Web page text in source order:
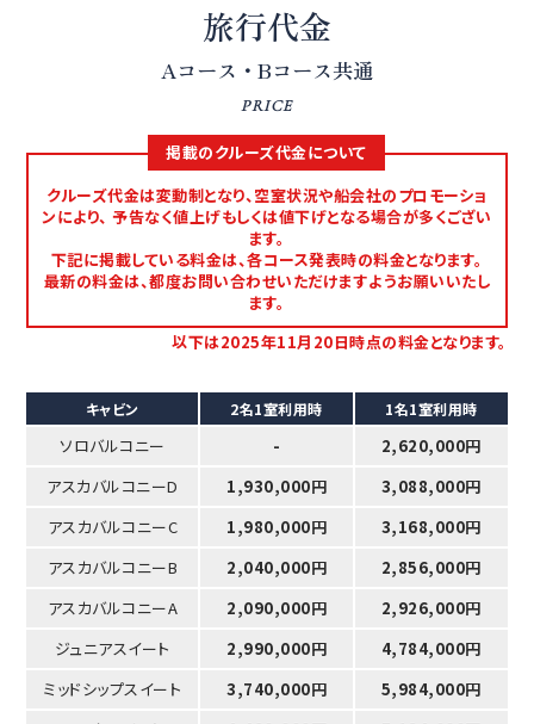
旅行代金
Aコース・Bコース共通
PRICE
掲載のクルーズ代金について
クルーズ代金は変動制となり、空室状況や船会社のプロモーショ
ンにより、 予告なく値上げもしくは値下げとなる場合が多くござい
ます。
下記に掲載している料金は、各コース発表時の料金となります。
最新の料金は、都度お問い合わせいただけますようお願いいたし
ます。
以下は2025年11月20日時点の料金となります。
キャビン
ソロバルコニー
アスカバルコニーD
アスカバルコニーC
アスカバルコニーB
アスカバルコニーA
ジュニアスイート
ミッドシップスイート
2名1室利用時
-
1,930,000円
1,980,000円
2,040,000円
2,090,000円
2,990,000円
3,740,000円
1名1室利用時
2,620,000円
3,088,000円
3,168,000円
2,856,000円
2,926,000円
4,784,000円
5,984,000円